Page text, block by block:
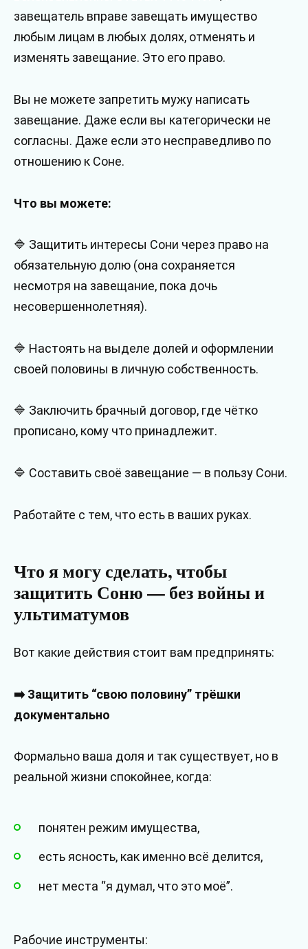
завещатель вправе завещать имущество
любым лицам в любых долях, отменять и
изменять завещание. Это его право.
Вы не можете запретить мужу написать
завещание. Даже если вы категорически не
согласны. Даже если это несправедливо по
отношению к Соне.
Что вы можете:
🔷 Защитить интересы Сони через право на
обязательную долю (она сохраняется
несмотря на завещание, пока дочь
несовершеннолетняя).
🔷 Настоять на выделе долей и оформлении
своей половины в личную собственность.
🔷 Заключить брачный договор, где чётко
прописано, кому что принадлежит.
🔷 Составить своё завещание — в пользу Сони.
Работайте с тем, что есть в ваших руках.
Что я могу сделать, чтобы
защитить Соню — без войны и
ультиматумов
Вот какие действия стоит вам предпринять:
➡️ Защитить “свою половину” трёшки
документально
Формально ваша доля и так существует, но в
реальной жизни спокойнее, когда:
понятен режим имущества,
есть ясность, как именно всё делится,
нет места “я думал, что это моё”.
Рабочие инструменты: